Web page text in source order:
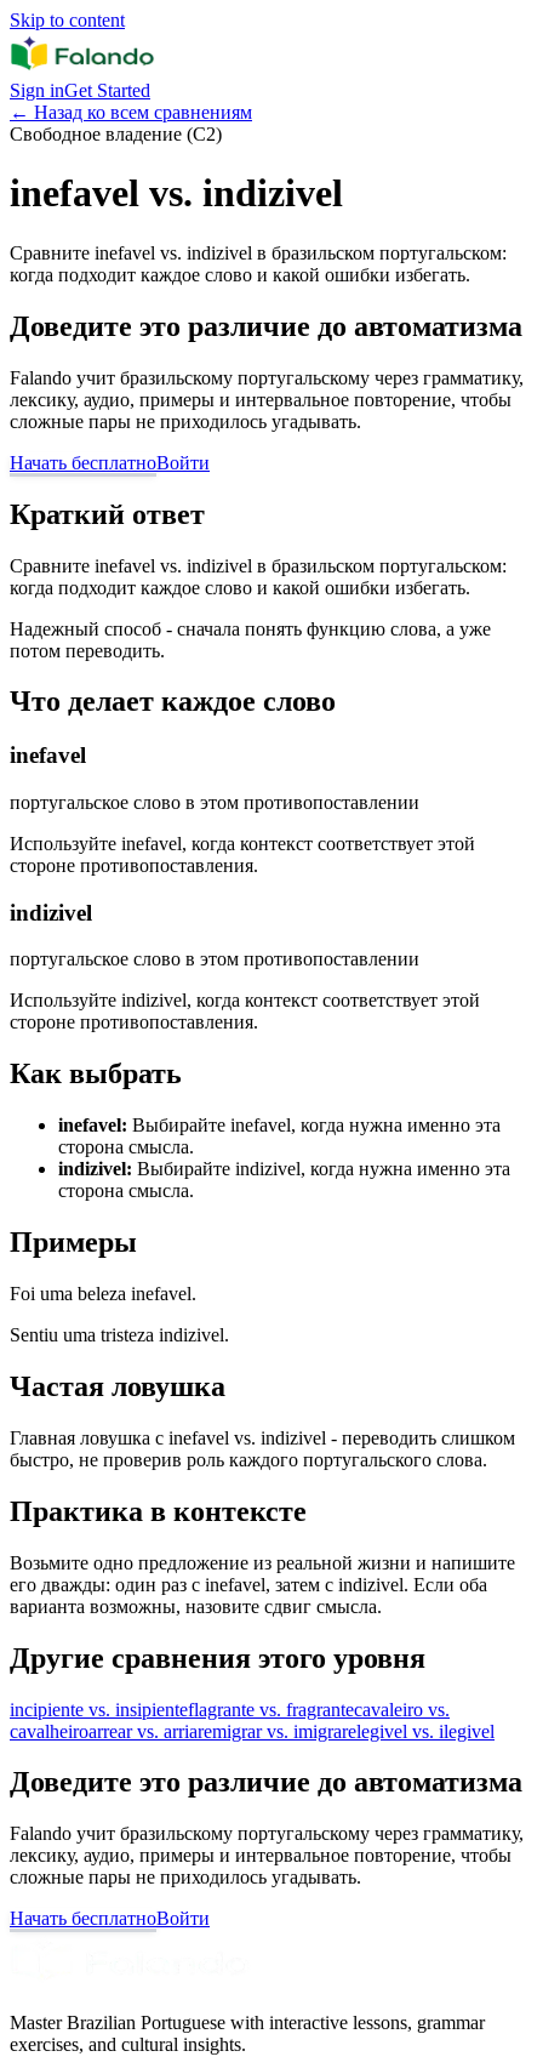
Skip to content
Sign inGet Started
← Назад ко всем сравнениям
Свободное владение (C2)
inefavel vs. indizivel
Сравните inefavel vs. indizivel в бразильском португальском:
когда подходит каждое слово и какой ошибки избегать.
Доведите это различие до автоматизма
Falando учит бразильскому португальскому через грамматику,
лексику, аудио, примеры и интервальное повторение, чтобы
сложные пары не приходилось угадывать.
Начать бесплатноВойти
Краткий ответ
Сравните inefavel vs. indizivel в бразильском португальском:
когда подходит каждое слово и какой ошибки избегать.
Надежный способ - сначала понять функцию слова, а уже
потом переводить.
Что делает каждое слово
inefavel
португальское слово в этом противопоставлении
Используйте inefavel, когда контекст соответствует этой
стороне противопоставления.
indizivel
португальское слово в этом противопоставлении
Используйте indizivel, когда контекст соответствует этой
стороне противопоставления.
Как выбрать
inefavel: Выбирайте inefavel, когда нужна именно эта
сторона смысла.
indizivel: Выбирайте indizivel, когда нужна именно эта
сторона смысла.
Примеры
Foi uma beleza inefavel.
Sentiu uma tristeza indizivel.
Частая ловушка
Главная ловушка с inefavel vs. indizivel - переводить слишком
быстро, не проверив роль каждого португальского слова.
Практика в контексте
Возьмите одно предложение из реальной жизни и напишите
его дважды: один раз с inefavel, затем с indizivel. Если оба
варианта возможны, назовите сдвиг смысла.
Другие сравнения этого уровня
incipiente vs. insipienteflagrante vs. fragrantecavaleiro vs.
cavalheiroarrear vs. arriaremigrar vs. imigrarelegivel vs. ilegivel
Доведите это различие до автоматизма
Falando учит бразильскому португальскому через грамматику,
лексику, аудио, примеры и интервальное повторение, чтобы
сложные пары не приходилось угадывать.
Начать бесплатноВойти
Master Brazilian Portuguese with interactive lessons, grammar
exercises, and cultural insights.